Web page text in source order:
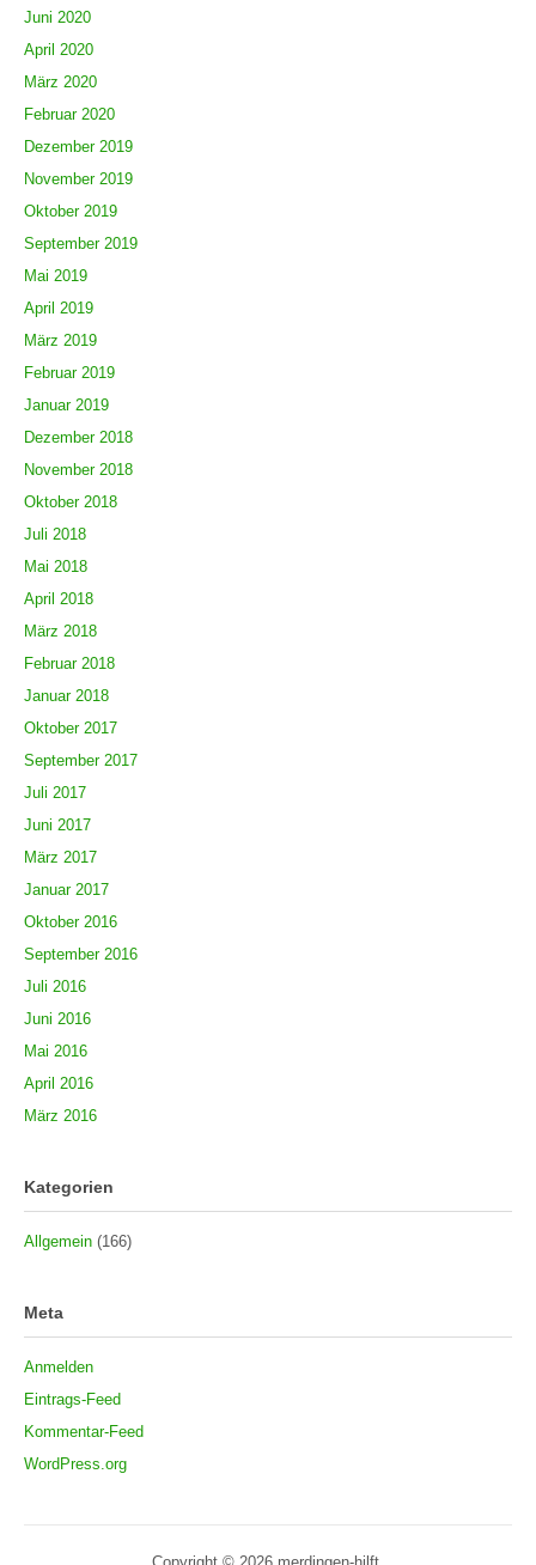
Juni 2020
April 2020
März 2020
Februar 2020
Dezember 2019
November 2019
Oktober 2019
September 2019
Mai 2019
April 2019
März 2019
Februar 2019
Januar 2019
Dezember 2018
November 2018
Oktober 2018
Juli 2018
Mai 2018
April 2018
März 2018
Februar 2018
Januar 2018
Oktober 2017
September 2017
Juli 2017
Juni 2017
März 2017
Januar 2017
Oktober 2016
September 2016
Juli 2016
Juni 2016
Mai 2016
April 2016
März 2016
Kategorien
Allgemein (166)
Meta
Anmelden
Eintrags-Feed
Kommentar-Feed
WordPress.org